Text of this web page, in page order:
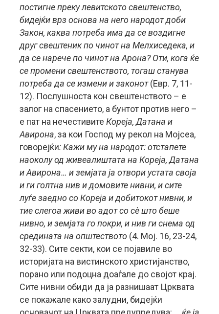
постигне преку левитското свештенство,
бидејќи врз основа на него народот доби
Закон, каква потреба има да се воздигне
друг свештеник по чинот на Мелхиседека, и
да се нарече по чинот на Арона? Оти, кога ќе
се промени свештенството, тогаш станува
потреба да се измени и законот(Евр. 7, 11-
12). Послушноста кон свештенството – е
залог на спасението, а бунтот против него –
е пат на нечестивите Кореја, Датана и
Авирона, за кои Господ му рекол на Мојсеа,
говорејќи: Кажи му на народот: отстапете
наоколу од живеалиштата на Кореја, Датана
и Авирона… и земјата ја отвори устата своја
и ги голтна нив и домовите нивни, и сите
луѓе заедно со Кореја и добитокот нивни, и
тие слегоа живи во адот со сèшто беше
нивно, и земјата го покри, и нив ги снема од
средината на општеството (4. Moj. 16, 23-24,
32-33). Сите секти, кои се појавиле во
историјата на вистинското христијанство,
порано или подоцна доаѓале до својот крај.
Сите нивни обиди да ја разнишаат Црквата
се покажале како залудни, бидејќи